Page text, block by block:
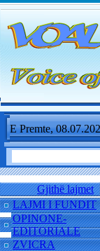
E Premte,
Gjithë lajmet
LAJMI I FUNDIT
OPINONE-
EDITORIALE
ZVICRA